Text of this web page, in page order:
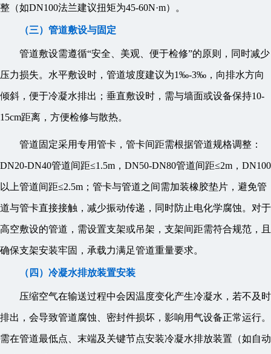
整（如DN100法兰建议扭矩为45-60N·m）。
（三）管道敷设与固定
管道敷设需遵循“安全、美观、便于检修”的原则，同时减少
压力损失。水平敷设时，管道坡度建议为1‰-3‰，向排水方向
倾斜，便于冷凝水排出；垂直敷设时，需与墙面或设备保持10-
15cm距离，方便检修与散热。
管道固定采用专用管卡，管卡间距需根据管道规格调整：
DN20-DN40管道间距≤1.5m，DN50-DN80管道间距≤2m，DN100
以上管道间距≤2.5m；管卡与管道之间需加装橡胶垫片，避免管
道与管卡直接接触，减少振动传递，同时防止电化学腐蚀。对于
高空敷设的管道，需设置支架或吊架，支架间距需符合规范，且
确保支架安装牢固，承载力满足管道重量要求。
（四）冷凝水排放装置安装
压缩空气在输送过程中会因温度变化产生冷凝水，若不及时
排出，会导致管道腐蚀、密封件损坏，影响用气设备正常运行。
需在管道最低点、末端及关键节点安装冷凝水排放装置（如自动